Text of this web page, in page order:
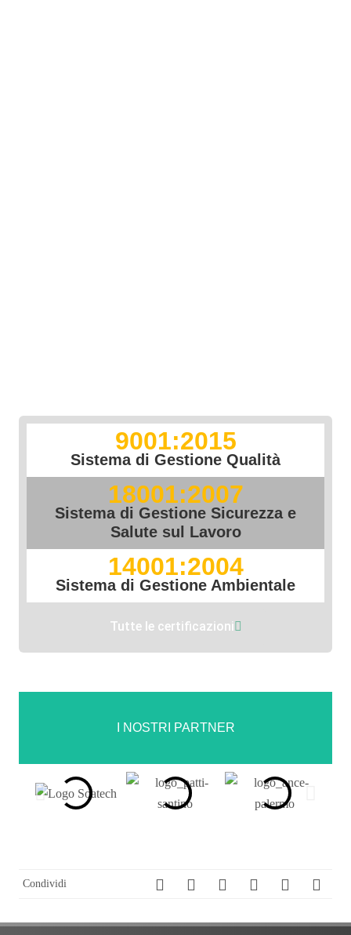
9001:2015
Sistema di Gestione Qualità
18001:2007
Sistema di Gestione Sicurezza e
Salute sul Lavoro
14001:2004
Sistema di Gestione Ambientale
Tutte le certificazioni
I NOSTRI PARTNER
Condividi